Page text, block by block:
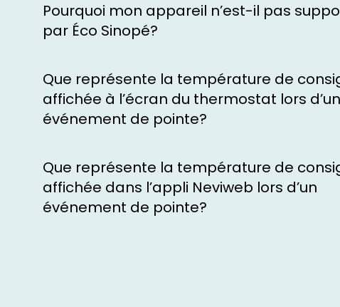
Pourquoi mon appareil n’est-il pas
par Éco Sinopé?
Que représente la température de
affichée à l’écran du thermostat lors d’un
événement de pointe?
Que représente la température de
affichée dans l’appli Neviweb lors d’un
événement de pointe?